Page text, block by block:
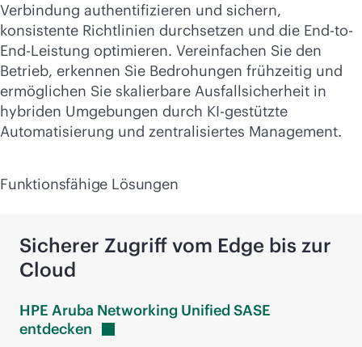
Verbindung authentifizieren und sichern,
konsistente Richtlinien durchsetzen und die End-to-
End-Leistung optimieren. Vereinfachen Sie den
Betrieb, erkennen Sie Bedrohungen frühzeitig und
ermöglichen Sie skalierbare Ausfallsicherheit in
hybriden Umgebungen durch KI-gestützte
Automatisierung und zentralisiertes Management.
Funktionsfähige Lösungen
Sicherer Zugriff vom Edge bis zur
Cloud
HPE Aruba Networking Unified SASE
entdecken